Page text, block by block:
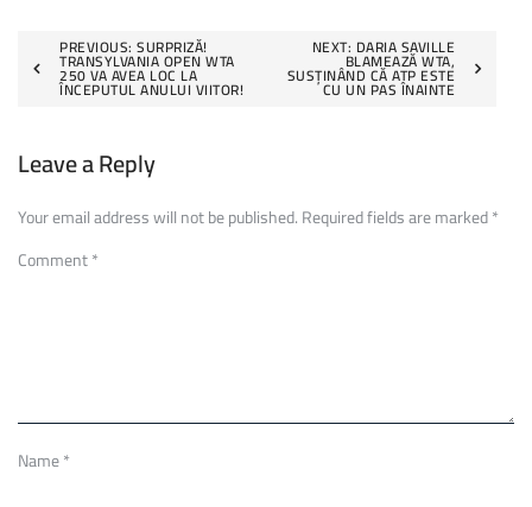
Post
navigation
PREVIOUS: SURPRIZĂ!
TRANSYLVANIA OPEN WTA
250 VA AVEA LOC LA
ÎNCEPUTUL ANULUI VIITOR!
NEXT: DARIA SAVILLE
BLAMEAZĂ WTA,
SUSȚINÂND CĂ ATP ESTE
CU UN PAS ÎNAINTE
Leave a Reply
Your email address will not be published.Required fields are marked*
Comment*
Name*